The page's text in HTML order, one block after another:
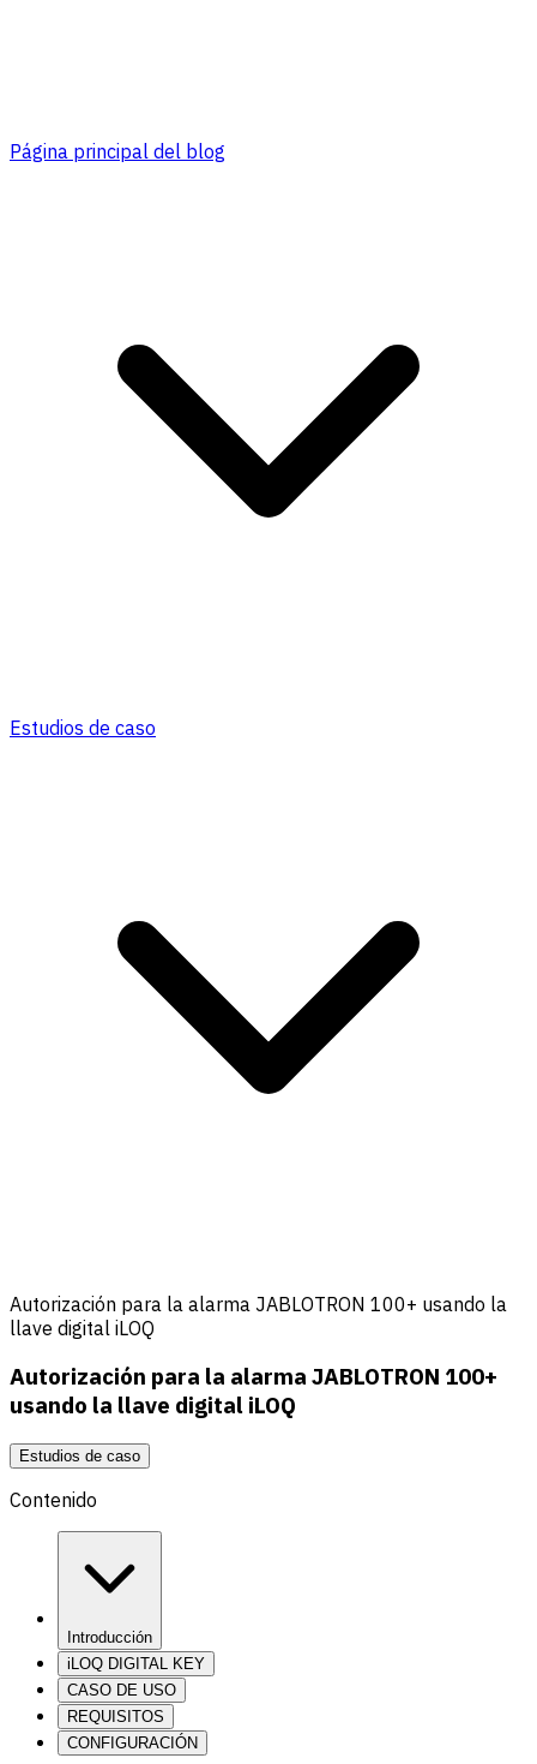
Página principal del blog
Estudios de caso
Autorización para la alarma JABLOTRON 100+ usando la
llave digital iLOQ
Autorización para la alarma JABLOTRON 100+
usando la llave digital iLOQ
Estudios de caso
Contenido
Introducción
iLOQ DIGITAL KEY
CASO DE USO
REQUISITOS
CONFIGURACIÓN